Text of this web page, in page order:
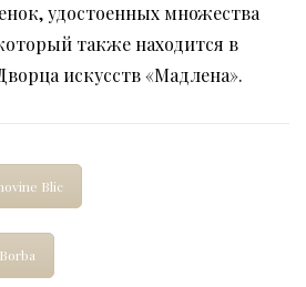
удостоенных множества
также находится в
искусств «Мадлена».
Blic